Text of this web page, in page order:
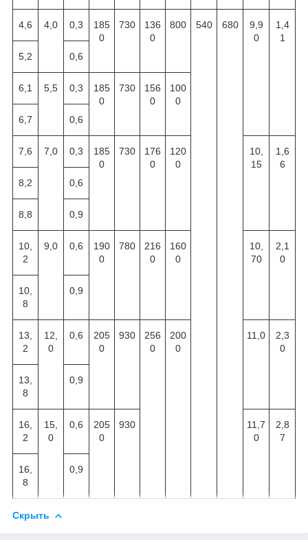
4 ,6 4,0 0,3 185
0
730
136
0
800 540 680 9 9
0
1 4
1
5 ,2 0,6
6 1 5,5 0,3 185
0
730
156
0
100
0
6 7 0,6
7 ,6 7,0 0,3 185
0
730
176
0
120
0
10,
15
1 6
6
8 ,2 0,6
8 ,8 0,9
10,
2
9,0 0,6 190
0
780
216
0
160
0
10,
70
2 1
0
10,
8
0,9
13,
2
12,
0
0,6
205
0
930
256
0
200
0
11 0 2 3
0
13,
8
0,9
16,
2
15,
0
0,6
205
0
930
11,7
0
2 8
7
16,
8
0,9
Скрыть